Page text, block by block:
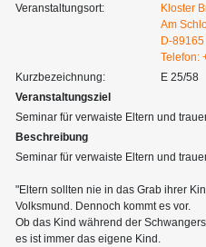
Veranstaltungsort:
Kloster
Am
D-
Telefon:
Kurzbezeichnung:
E 25/58
Veranstaltungsziel
Seminar für verwaiste Eltern und
Beschreibung
Seminar für verwaiste Eltern und
"Eltern sollten nie in das Grab ihrer
Volksmund. Dennoch kommt es vor.
Ob das Kind während der
es ist immer das eigene Kind.